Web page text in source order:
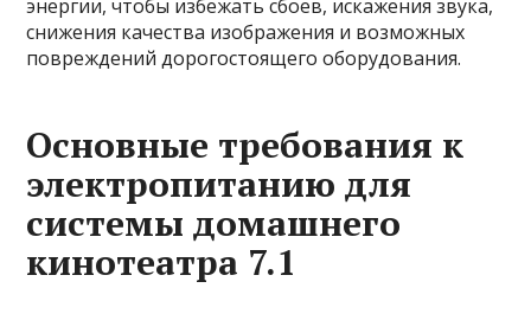
энергии, чтобы избежать сбоев, искажения звука,
снижения качества изображения и возможных
повреждений дорогостоящего оборудования.
Основные требования к
электропитанию для
системы домашнего
кинотеатра 7.1